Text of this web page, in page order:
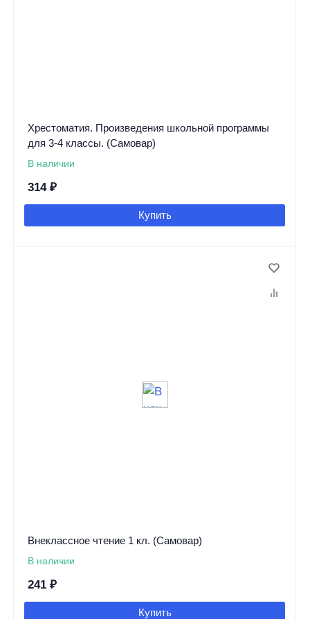
Хрестоматия. Произведения школьной программы
для 3-4 классы. (Самовар)
В наличии
314 ₽
Купить
Внеклассное чтение 1 кл. (Самовар)
В наличии
241 ₽
Купить